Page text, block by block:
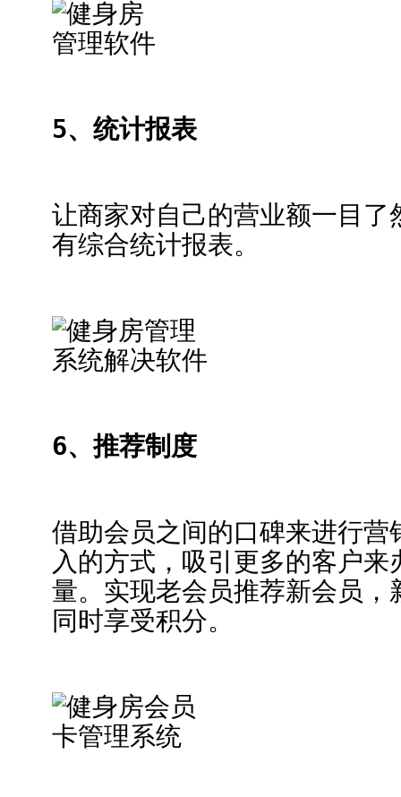
5、统计报表
让商家对自己的营业额一目
有综合统计报表。
6、推荐制度
借助会员之间的口碑来进行
入的方式，吸引更多的客户
量。实现老会员推荐新会员
同时享受积分。